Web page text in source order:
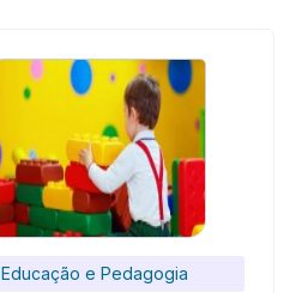
Educação e Pedagogia